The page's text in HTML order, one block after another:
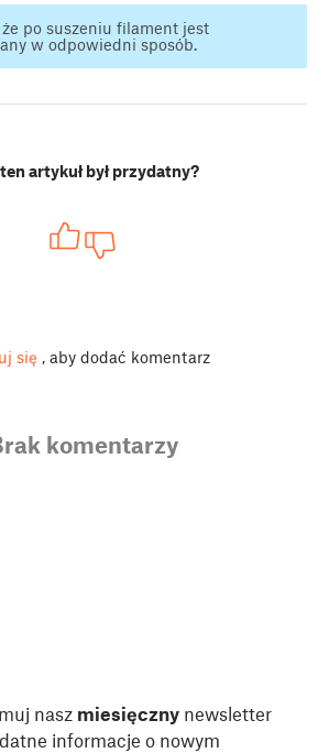
po suszeniu filament jest
w odpowiedni sposób.
artykuł był przydatny?
się , aby dodać komentarz
komentarzy
nasz miesięczny newsletter
informacje o nowym